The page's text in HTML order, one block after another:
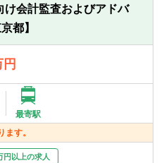
トマネジメントに関する経験
ル、タスク、ファイナンス、契
の管理等)
経験もしくは事業会社での管
ソシエイト
は事業会社内の立場で経営企
関連業務の課題解決経験3年以
業を対象としたファミリーオフ
役割支援
け投資ポートフォリオ管理、
経営企画室における中期計画策
、JV、各種改善施策)支援
経営管理業務の自動化
海外進出、拡大、再編、撤退支
け会計監査およびアドバ
都】
最寄駅
す。
円以上の求人